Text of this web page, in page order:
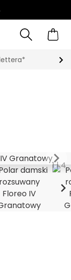
1|4
keyboard_arrow_right
chevron_right